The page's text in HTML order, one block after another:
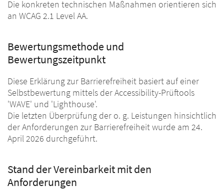
Die konkreten technischen Maßnahmen orientieren sich
an WCAG 2.1 Level AA.
Bewertungsmethode und
Bewertungszeitpunkt
Diese Erklärung zur Barrierefreiheit basiert auf einer
Selbstbewertung mittels der Accessibility-Prüftools
'WAVE' und 'Lighthouse'.
Die letzten Überprüfung der o. g. Leistungen hinsichtlich
der Anforderungen zur Barrierefreiheit wurde am 24.
April 2026 durchgeführt.
Stand der Vereinbarkeit mit den
Anforderungen